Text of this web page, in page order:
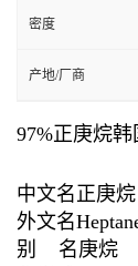
密度
产地/厂商
97%正庚烷
中文名正庚烷
外文名
别 名庚烷